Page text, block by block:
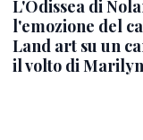
L'Odissea di
l'emozione del
Land art su un
il volto di